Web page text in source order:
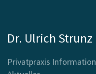
Dr. Ulrich Strunz
Privatpraxis Information